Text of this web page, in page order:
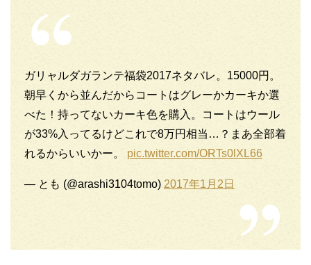
ガリャルダガランテ福袋2017ネタバレ。15000円。
朝早くから並んだからコートはグレーかカーキか選
べた！持ってないカーキ色を購入。コートはウール
が33%入ってるけどこれで8万円相当…？まあ全部着
れるからいいかー。 pic.twitter.com/ORTs0lXL66
— とも (@arashi3104tomo) 2017年1月2日